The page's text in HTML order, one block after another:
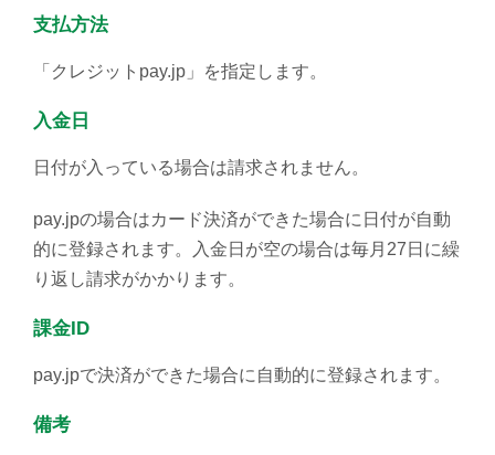
支払方法
「クレジットpay.jp」を指定します。
入金日
日付が入っている場合は請求されません。
pay.jpの場合はカード決済ができた場合に日付が自動
的に登録されます。入金日が空の場合は毎月27日に繰
り返し請求がかかります。
課金ID
pay.jpで決済ができた場合に自動的に登録されます。
備考